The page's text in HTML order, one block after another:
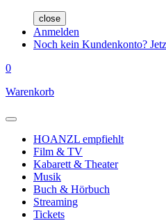
close
Anmelden
Noch kein Kundenkonto?
0
Warenkorb
HOANZL empfiehlt
Film & TV
Kabarett & Theater
Musik
Buch & Hörbuch
Streaming
Tickets